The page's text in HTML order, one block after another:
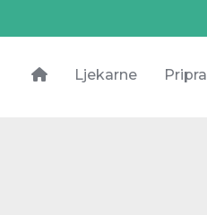
Ljekarne